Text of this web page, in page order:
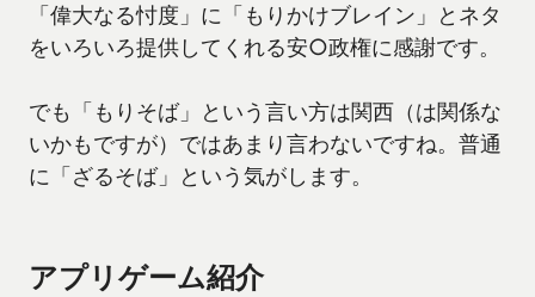
「偉大なる忖度」に「もりかけブレイン」とネタ
をいろいろ提供してくれる安○政権に感謝です。
でも「もりそば」という言い方は関西（は関係な
いかもですが）ではあまり言わないですね。普通
に「ざるそば」という気がします。
アプリゲーム紹介